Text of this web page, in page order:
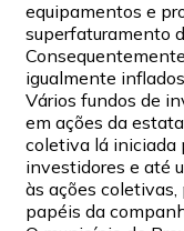
equipamentos e
superfaturamento
igualmente
Vários fundos de
em ações da
coletiva lá iniciada
investidores e até
às ações
papéis da